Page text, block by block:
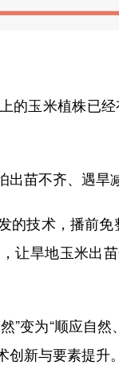
玉米植株已经
不齐、遇旱减
技术，播前免
让旱地玉米出
为“顺应自然
新与要素提升。